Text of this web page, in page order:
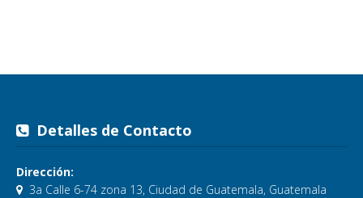
Detalles de Contacto
Dirección:
3a Calle 6-74 zona 13, Ciudad de Guatemala, Guatemala